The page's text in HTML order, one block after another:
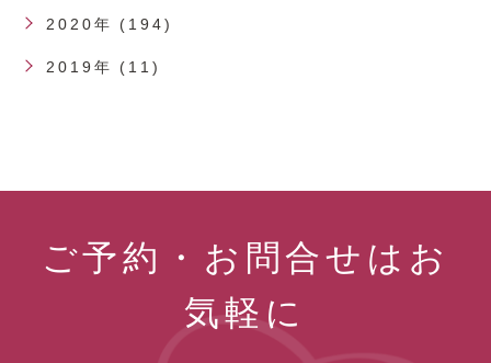
2020年 (194)
2019年 (11)
ご予約・お問合せはお
気軽に